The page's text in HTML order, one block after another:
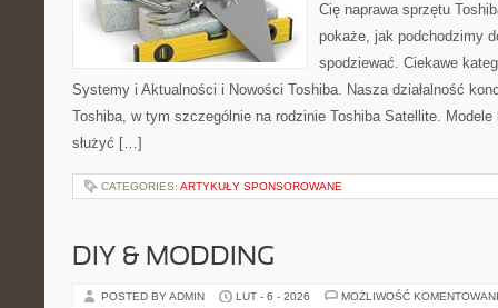
Cię naprawa sprzętu
pokaże, jak podchodzimy
spodziewać. Ciekawe
Systemy i Aktualności i Nowości Toshiba. Nasza działalność
Toshiba, w tym szczególnie na rodzinie Toshiba Satellite.
służyć […]
CATEGORIES: ARTYKUŁY SPONSOROWANE
DIY & MODDING
POSTED BY ADMIN LUT - 6 - 2026 MOŻLIWOŚĆ